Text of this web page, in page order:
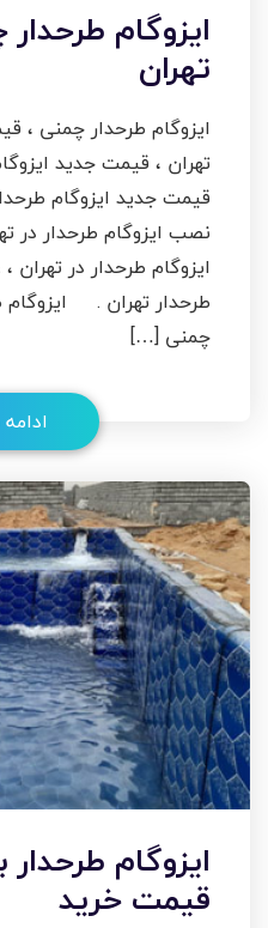
ایزوگام
تهران
تهران ، قیمت جدید
نصب ایزوگام طرحدار در
ایزوگام طرحدار در
طرحدار تهران . ایزوگام
چمنی […]
ایزوگام
قیمت خرید